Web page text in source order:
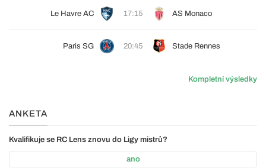
Le Havre AC 17:15 AS Monaco
Paris SG 20:45 Stade Rennes
Kompletní výsledky
ANKETA
Kvalifikuje se RC Lens znovu do Ligy mistrů?
ano